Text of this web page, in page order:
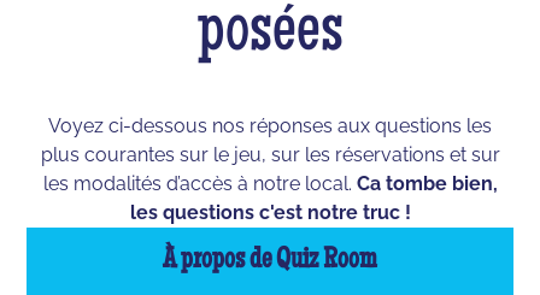
posées
Voyez ci-dessous nos réponses aux questions les
plus courantes sur le jeu, sur les réservations et sur
les modalités d’accès à notre local. Ca tombe bien,
les questions c'est notre truc !
À propos de Quiz Room